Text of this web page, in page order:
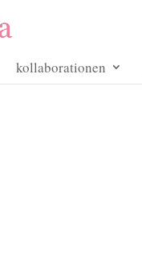
kollaborationen